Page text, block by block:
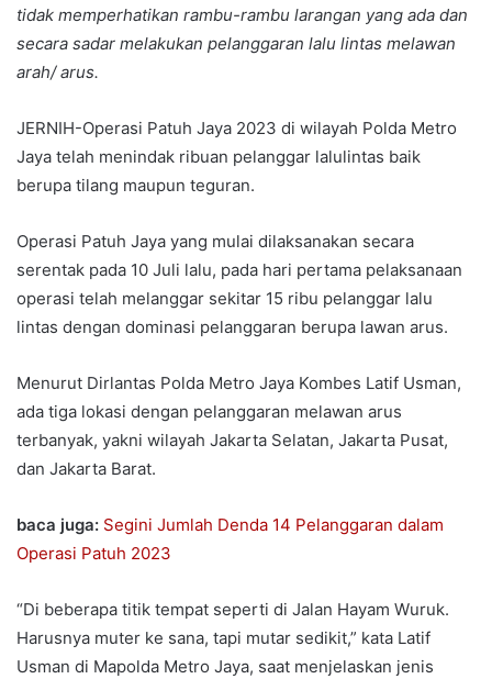
tidak memperhatikan rambu-rambu larangan yang ada dan
secara sadar melakukan pelanggaran lalu lintas melawan
arah/ arus.
JERNIH-Operasi Patuh Jaya 2023 di wilayah Polda Metro
Jaya telah menindak ribuan pelanggar lalulintas baik
berupa tilang maupun teguran.
Operasi Patuh Jaya yang mulai dilaksanakan secara
serentak pada 10 Juli lalu, pada hari pertama pelaksanaan
operasi telah melanggar sekitar 15 ribu pelanggar lalu
lintas dengan dominasi pelanggaran berupa lawan arus.
Menurut Dirlantas Polda Metro Jaya Kombes Latif Usman,
ada tiga lokasi dengan pelanggaran melawan arus
terbanyak, yakni wilayah Jakarta Selatan, Jakarta Pusat,
dan Jakarta Barat.
baca juga: Segini Jumlah Denda 14 Pelanggaran dalam
Operasi Patuh 2023
“Di beberapa titik tempat seperti di Jalan Hayam Wuruk.
Harusnya muter ke sana, tapi mutar sedikit,” kata Latif
Usman di Mapolda Metro Jaya, saat menjelaskan jenis